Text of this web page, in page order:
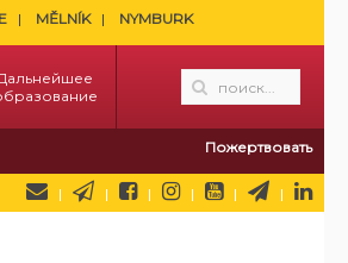
MĚLNÍK NYMBURK
Пожертвовать